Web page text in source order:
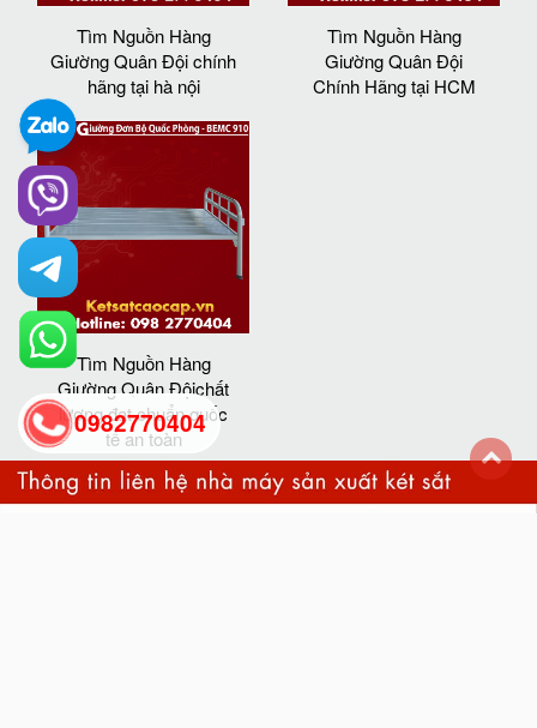
Tìm Nguồn Hàng
Giường Quân Đội chính
hãng tại hà nội
Tìm Nguồn Hàng
Giường Quân Đội
Chính Hãng tại HCM
Tìm Nguồn Hàng
Giường Quân Độichất
lượng đạt chuẩn quốc
tế an toàn
0982770404
back